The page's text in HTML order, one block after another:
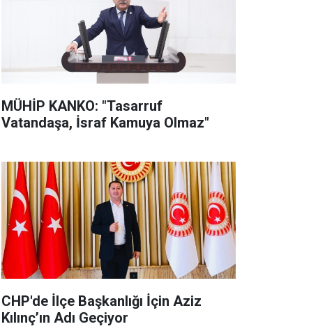
MÜHİP KANKO: "Tasarruf
Vatandaşa, İsraf Kamuya Olmaz"
CHP'de İlçe Başkanlığı İçin Aziz
Kılınç’ın Adı Geçiyor